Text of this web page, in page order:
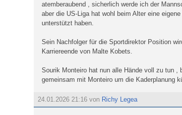
atemberaubend , sicherlich werde ich der
aber die US-Liga hat wohl beim Alter eine
unterstützt haben.
Sein Nachfolger für die Sportdirektor Position
Karriereende von Malte Kobets.
Sourik Monteiro hat nun alle Hände voll zu tun
gemeinsam mit Monteiro um die Kaderplanung
24.01.2026 21:16 von Richy Legea